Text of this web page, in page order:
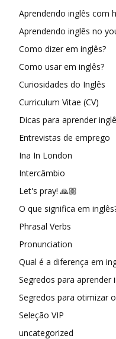
Aprendendo inglês com
Aprendendo inglês no
Como dizer em inglês?
Como usar em inglês?
Curiosidades do Inglês
Curriculum Vitae (CV)
Dicas para aprender
Entrevistas de emprego
Ina In London
Intercâmbio
Let's pray! 🙏🏼
O que significa em
Phrasal Verbs
Pronunciation
Qual é a diferença em
Segredos para aprender
Segredos para otimizar
Seleção VIP
uncategorized